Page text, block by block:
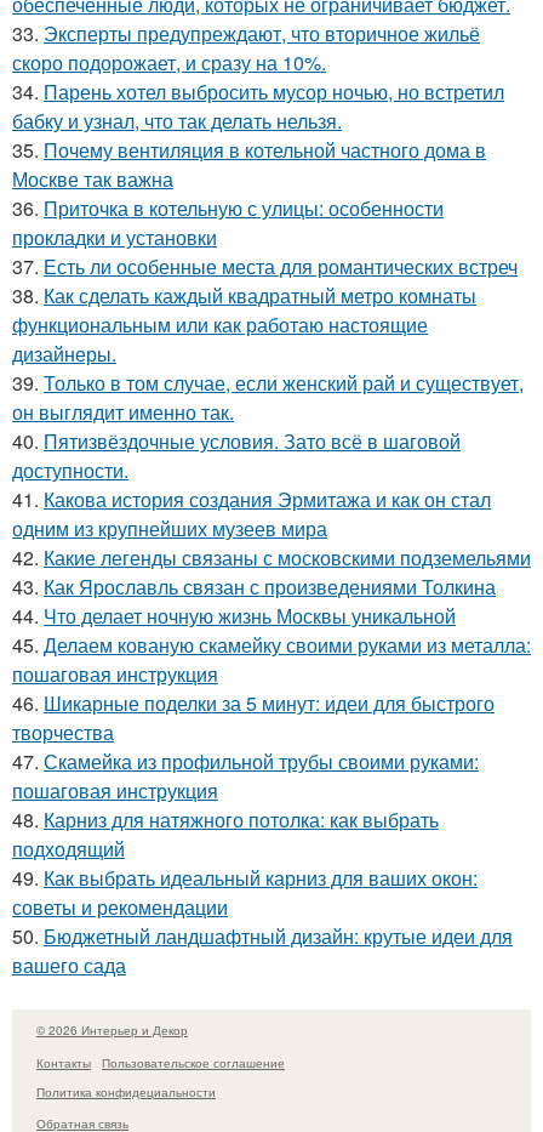
33. Эксперты предупреждают, что вторичное жильё
скоро подорожает, и сразу на 10%.
34. Парень хотел выбросить мусор ночью, но встретил
бабку и узнал, что так делать нельзя.
35. Почему вентиляция в котельной частного дома в
Москве так важна
36. Приточка в котельную с улицы: особенности
прокладки и установки
37. Есть ли особенные места для романтических встреч
38. Как сделать каждый квадратный метро комнаты
функциональным или как работаю настоящие
дизайнеры.
39. Только в том случае, если женский рай и существует,
он выглядит именно так.
40. Пятизвёздочные условия. Зато всё в шаговой
доступности.
41. Какова история создания Эрмитажа и как он стал
одним из крупнейших музеев мира
42. Какие легенды связаны с московскими подземельями
43. Как Ярославль связан с произведениями Толкина
44. Что делает ночную жизнь Москвы уникальной
45. Делаем кованую скамейку своими руками из металла:
пошаговая инструкция
46. Шикарные поделки за 5 минут: идеи для быстрого
творчества
47. Скамейка из профильной трубы своими руками:
пошаговая инструкция
48. Карниз для натяжного потолка: как выбрать
подходящий
49. Как выбрать идеальный карниз для ваших окон:
советы и рекомендации
50. Бюджетный ландшафтный дизайн: крутые идеи для
вашего сада
© 2026 Интерьер и Декор
Контакты
Пользовательское соглашение
Политика конфидециальности
Обратная связь